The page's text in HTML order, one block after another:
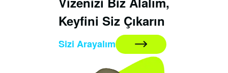
Keyfini Siz Çıkarın
Sizi Arayalım